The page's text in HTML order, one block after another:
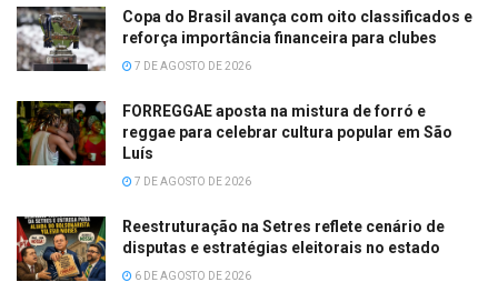
Copa do Brasil avança com oito classificados e
reforça importância financeira para clubes
7 DE AGOSTO DE 2026
FORREGGAE aposta na mistura de forró e
reggae para celebrar cultura popular em São
Luís
7 DE AGOSTO DE 2026
Reestruturação na Setres reflete cenário de
disputas e estratégias eleitorais no estado
6 DE AGOSTO DE 2026